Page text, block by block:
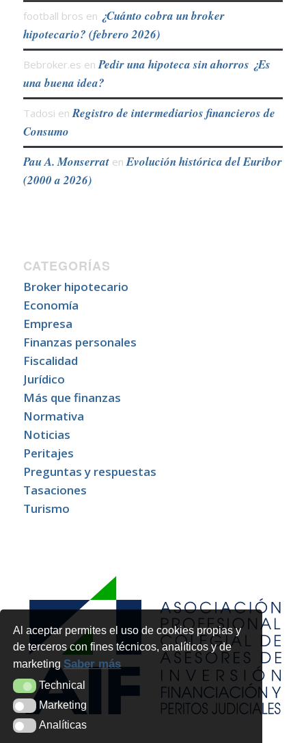
Al aceptar permites el uso de cookies propias y
de terceros con fines técnicos, analíticos y de
marketingSaber más
TechnicalTechnical
MarketingMarketing
AnalíticasAnalíticas
football bros en ¿Cuánto cobra un broker
hipotecario? (febrero 2026)
Bebroker.es en Pedir una hipoteca sin ahorros ¿Es
una buena idea?
Tadosi en Registro de intermediarios financieros de
Consumo
Pau A. Monserraten Evolución histórica del Euribor
(2000 a 2026)
CATEGORÍAS
Broker hipotecario
Economía
Empresa
Finanzas personales
Fiscalidad
Jurídico
Más que finanzas
Normativa
Noticias
Peritajes
Preguntas y respuestas
Tasaciones
Turismo